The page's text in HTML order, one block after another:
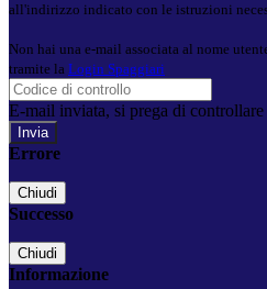
all'indirizzo indicato con le istruzioni
Non hai una e-mail associata al nome
tramite la Login Spaggiari
E-mail inviata, si prega di
Errore
Chiudi
Successo
Chiudi
Informazione